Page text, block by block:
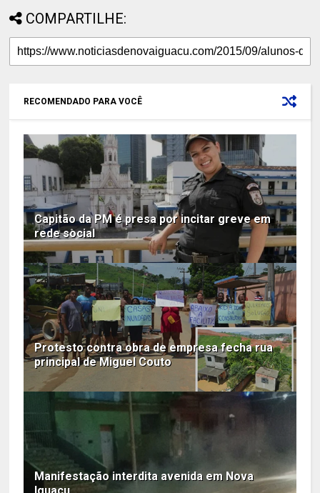
COMPARTILHE:
RECOMENDADO PARA VOCÊ
Capitão da PM é presa por incitar greve em
rede social
Protesto contra obra de empresa fecha rua
principal de Miguel Couto
Manifestação interdita avenida em Nova